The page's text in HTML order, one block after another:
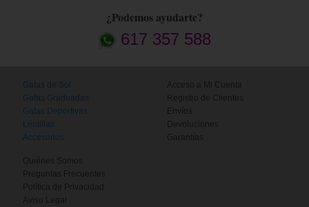
¿Podemos ayudarte?
617 357 588
Gafas de Sol
Gafas Graduadas
Gafas Deportivas
Lentillas
Accesorios
Acceso a Mi Cuenta
Registro de Clientes
Envíos
Devoluciones
Garantías
Quiénes Somos
Preguntas Frecuentes
Política de Privacidad
Aviso Legal